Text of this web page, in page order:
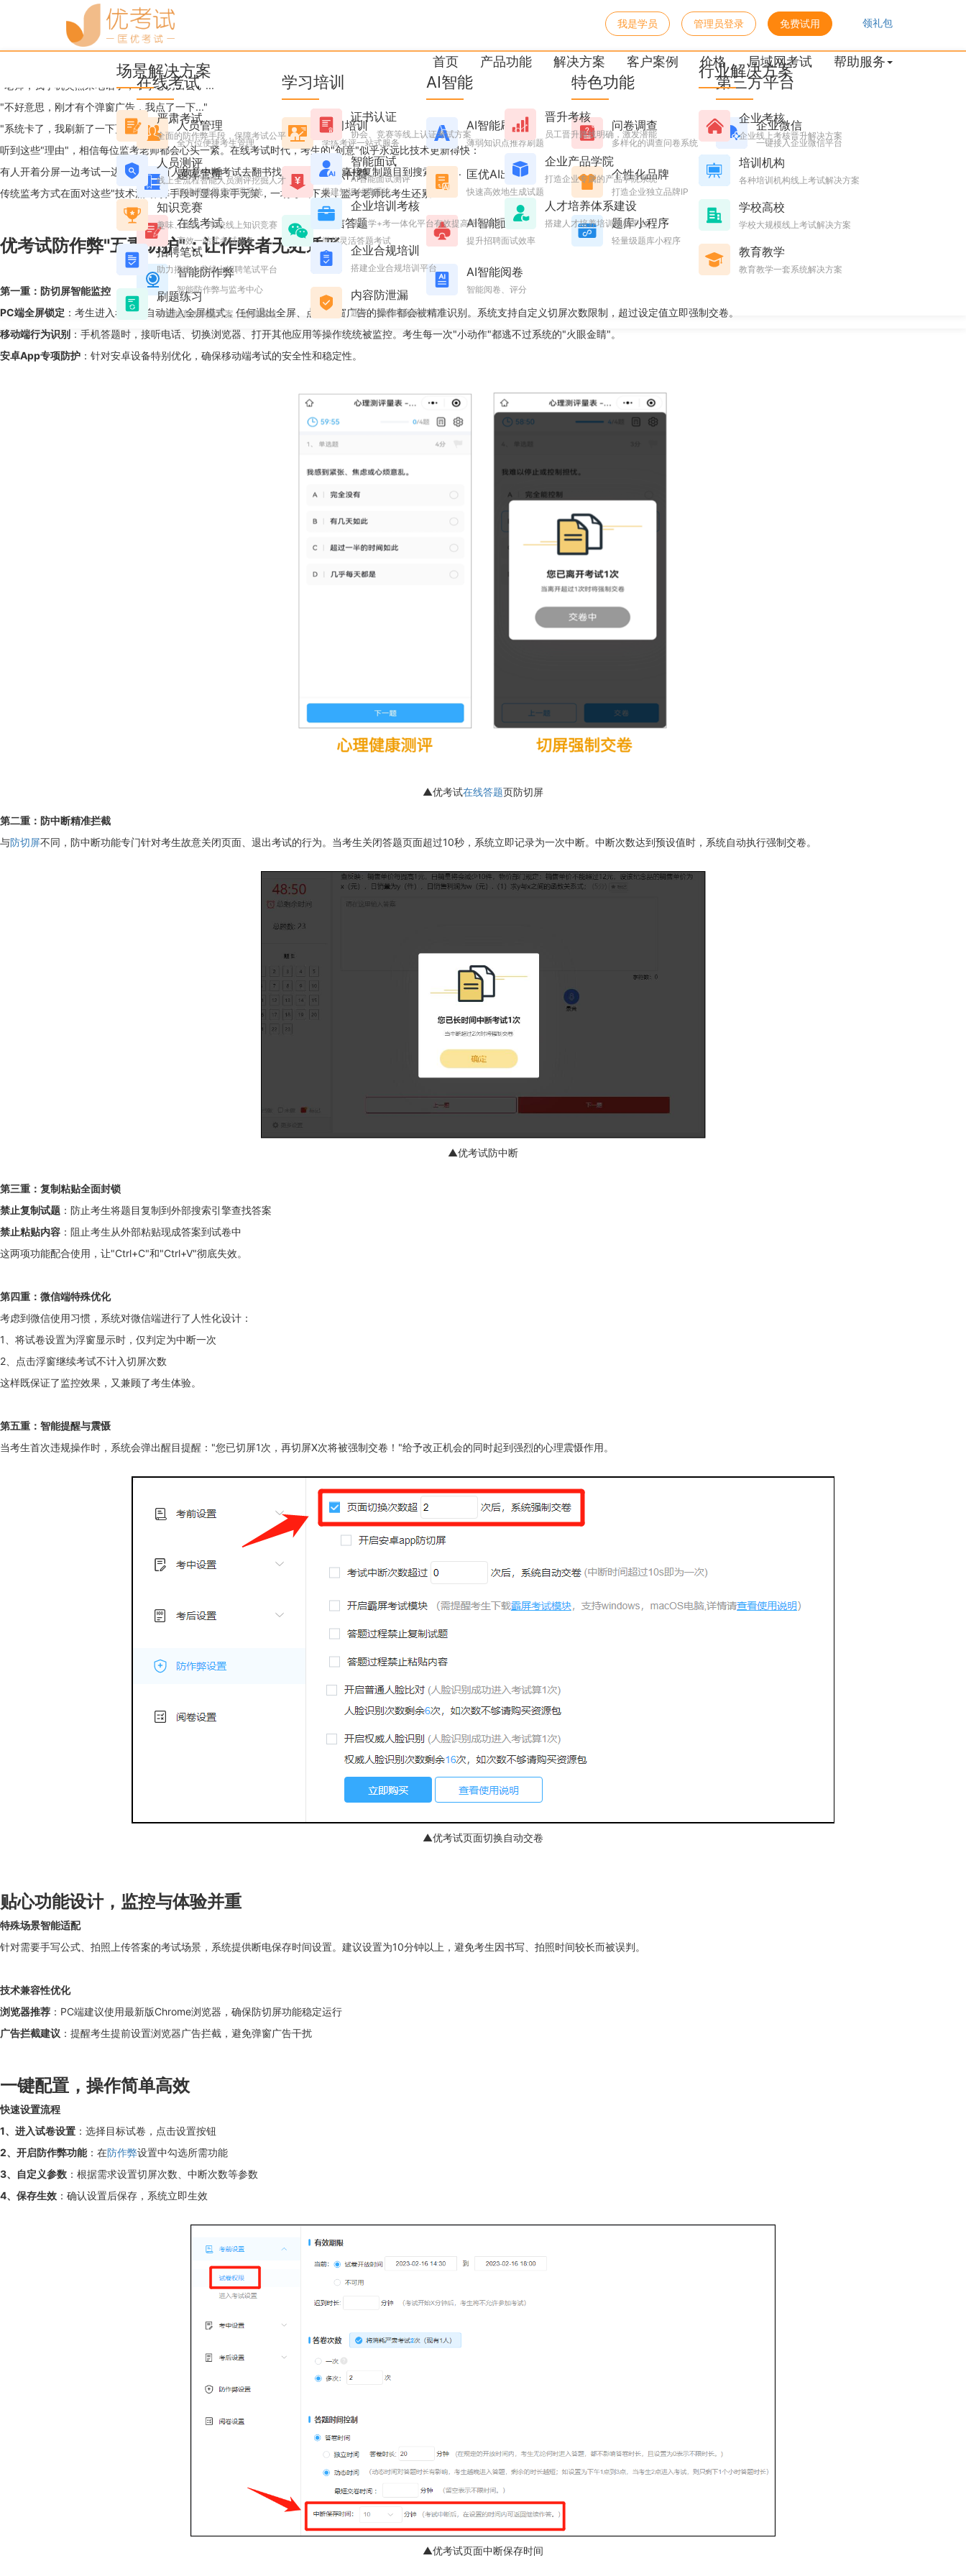
我是学员 管理员登录 免费试用 领礼包
首页
在线考试
人员管理
全方位便捷考生管理
题库管理
便捷搭建题库管理系统
在线考试
高效一站式考试服务
智能防作弊
智能防作弊与监考中心
学习培训
学习培训
学练考评一站式服务
知识付费
搭建知识付费系统
微信答题
微信灵活答题考试
AI智能
AI智能刷题
薄弱知识点推荐刷题
匡优AI出题
快速高效地生成试题
AI智能面试
提升招聘面试效率
AI智能阅卷
智能阅卷、评分
特色功能
问卷调查
多样化的调查问卷系统
个性化品牌
打造企业独立品牌IP
题库小程序
轻量级题库小程序
第三方平台
企业微信
一键接入企业微信平台
产品功能
场景解决方案
严肃考试
全面的防作弊手段，保障考试公平
人员测评
线上全流程智能人员测评挖掘人才
知识竞赛
趣味、党史、学校线上知识竞赛
招聘笔试
助力搭建企业线上招聘笔试平台
刷题练习
AI智能高效刷题方案，提高成绩
证书认证
协会、竞赛等线上认证考试方案
智能面试
AI智能面试测评
企业培训考核
搭建学+考一体化平台有效提高培训效果
企业合规培训
搭建企业合规培训平台
内容防泄漏
题库、课程内容保护方案
晋升考核
员工晋升路线明确，激发潜能
企业产品学院
打造企业专属的产品学院系统
人才培养体系建设
搭建人才培养培训考核平台
行业解决方案
企业考核
企业线上考核晋升解决方案
培训机构
各种培训机构线上考试解决方案
学校高校
学校大规模线上考试解决方案
教育教学
教育教学一套系统解决方案
解决方案 客户案例 价格 局域网考试 帮助服务
复制题目分屏搜答案？优考试5重防护让作弊无门
2025年10月24日 星期五 10:50 阅读 4630
"老师，我手机突然来电话了，不小心切出去了..."
"不好意思，刚才有个弹窗广告，我点了一下..."
"系统卡了，我刷新了一下页面..."
听到这些"理由"，相信每位监考老师都会心头一紧。在线考试时代，考生的"创意"似乎永远比技术更新得快：
有人开着分屏一边考试一边搜答案，有人故意中断考试去翻书找资料，还有人直接复制题目到搜索引擎...
传统监考方式在面对这些"技术流"作弊手段时显得束手无策，一场考试下来，监考老师比考生还累！
优考试防作弊"五重防护"：让作弊者无处遁形
第一重：防切屏智能监控
PC端全屏锁定 ：考生进入考试后自动进入全屏模式，任何退出全屏、点击弹窗广告的操作都会被精准识别。系统支持自定义切屏次数限制，超过设定值立即强制交卷。
移动端行为识别 ：手机答题时，接听电话、切换浏览器、打开其他应用等操作统统被监控。考生每一次"小动作"都逃不过系统的"火眼金睛"。
安卓App专项防护 ：针对安卓设备特别优化，确保移动端考试的安全性和稳定性。
▲优考试在线答题页防切屏
第二重：防中断精准拦截
与防切屏不同，防中断功能专门针对考生故意关闭页面、退出考试的行为。当考生关闭答题页面超过10秒，系统立即记录为一次中断。中断次数达到预设值时，系统自动执行强制交卷。
▲优考试防中断
第三重：复制粘贴全面封锁
禁止复制试题 ：防止考生将题目复制到外部搜索引擎查找答案
禁止粘贴内容 ：阻止考生从外部粘贴现成答案到试卷中
这两项功能配合使用，让"Ctrl+C"和"Ctrl+V"彻底失效。
第四重：微信端特殊优化
考虑到微信使用习惯，系统对微信端进行了人性化设计：
1、将试卷设置为浮窗显示时，仅判定为中断一次
2、点击浮窗继续考试不计入切屏次数
这样既保证了监控效果，又兼顾了考生体验。
第五重：智能提醒与震慑
当考生首次违规操作时，系统会弹出醒目提醒："您已切屏1次，再切屏X次将被强制交卷！"给予改正机会的同时起到强烈的心理震慑作用。
▲优考试页面切换自动交卷
贴心功能设计，监控与体验并重
特殊场景智能适配
针对需要手写公式、拍照上传答案的考试场景，系统提供断电保存时间设置。建议设置为10分钟以上，避免考生因书写、拍照时间较长而被误判。
技术兼容性优化
浏览器推荐 ：PC端建议使用最新版Chrome浏览器，确保防切屏功能稳定运行
广告拦截建议 ：提醒考生提前设置浏览器广告拦截，避免弹窗广告干扰
一键配置，操作简单高效
快速设置流程
1、进入试卷设置 ：选择目标试卷，点击设置按钮
2、开启防作弊功能：在防作弊设置中勾选所需功能
3、自定义参数 ：根据需求设置切屏次数、中断次数等参数
4、保存生效 ：确认设置后保存，系统立即生效
▲优考试页面中断保存时间